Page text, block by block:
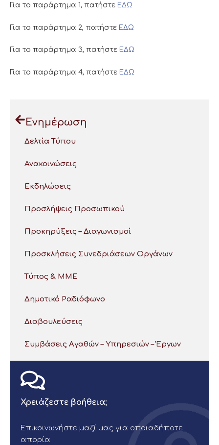
Για το παράρτημα 1, πατήστε ΕΔΩ
Για το παράρτημα 2, πατήστε ΕΔΩ
Για το παράρτημα 3, πατήστε ΕΔΩ
Για το παράρτημα 4, πατήστε ΕΔΩ
Ενημέρωση
Δελτία Τύπου
Ανακοινώσεις
Εκδηλώσεις
Προσλήψεις Προσωπικού
Προκηρύξεις – Διαγωνισμοί
Προσκλήσεις Συνεδριάσεων Οργάνων
Τύπος & ΜΜΕ
Δημοτικό Ραδιόφωνο
Διαβουλεύσεις
Συμβάσεις Αγαθών – Υπηρεσιών – Έργων
Χρειάζεστε βοήθεια;
Επικοινωνήστε μαζί μας για οποιαδήποτε
απορία